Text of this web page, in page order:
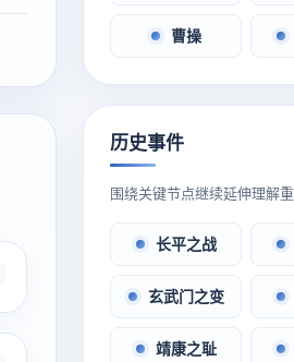
曹操
历史事件
围绕关键节点继续延伸理解重
长平之战
玄武门之变
靖康之耻